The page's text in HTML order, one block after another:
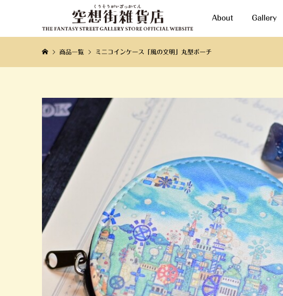
About Gallery
商品一覧 ミニコインケース「風の文明」丸型ポーチ